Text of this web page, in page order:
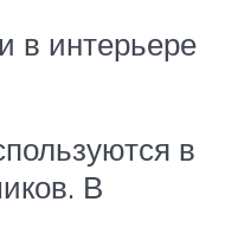
в интерьере
в
В